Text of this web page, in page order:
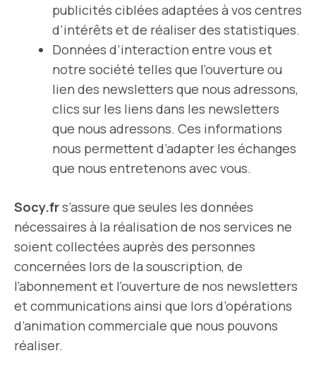
publicités ciblées adaptées à vos centres
d’intérêts et de réaliser des statistiques.
Données d’interaction entre vous et
notre société telles que l’ouverture ou
lien des newsletters que nous adressons,
clics sur les liens dans les newsletters
que nous adressons. Ces informations
nous permettent d’adapter les échanges
que nous entretenons avec vous.
Socy.frs’assure que seules les données
nécessaires à la réalisation de nos services ne
soient collectées auprès des personnes
concernées lors de la souscription, de
l’abonnement et l’ouverture de nos newsletters
et communications ainsi que lors d’opérations
d’animation commerciale que nous pouvons
réaliser.